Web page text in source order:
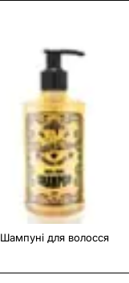
Шампуні для волосся